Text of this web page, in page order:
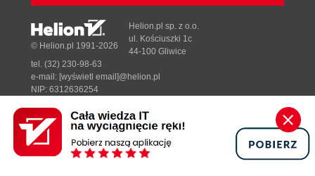
Designed with ♥ byTonik.pl
© Helion.pl 1991-2026
Helion.pl sp. z o.o.
ul. Kościuszki 1c
44-100 Gliwice
tel. (32) 230-98-63
e-mail: [wyświetl email]@helion.pl
NIP: 6312636254
Pełna wersja strony »